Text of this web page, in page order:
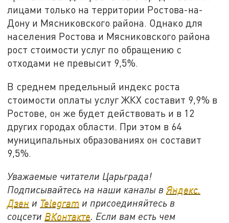
лицами только на территории Ростова-на-
Дону и Мясниковского района. Однако для
населения Ростова и Мясниковского района
рост стоимости услуг по обращению с
отходами не превысит 9,5%.
В среднем предельный индекс роста
стоимости оплаты услуг ЖКХ составит 9,9% в
Ростове, он же будет действовать и в 12
других городах области. При этом в 64
муниципальных образованиях он составит
9,5%.
Уважаемые читатели Царьграда!
Подписывайтесь на наши каналы вЯндекс.
Дзен и Telegram и присоединяйтесь в
соцсети ВКонтакте. Если вам есть чем